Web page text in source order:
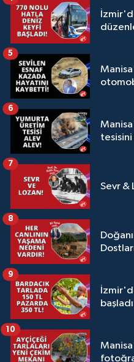
5
6
Sevr &
7
8
başladı
9
10